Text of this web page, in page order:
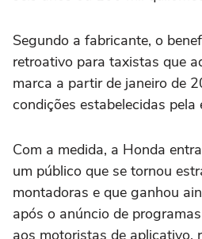
Segundo a fabricante, o
retroativo para taxistas que
marca a partir de janeiro de
condições estabelecidas pela
Com a medida, a Honda
um público que se tornou
montadoras e que ganhou
após o anúncio de
aos motoristas de aplicativo,